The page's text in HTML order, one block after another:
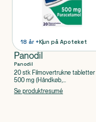
18 år +Kun på Apoteket
Panodil
Panodil
20 stk Filmovertrukne tabletter
500 mg (Håndkøb,
apoteksforbeholdt), Paracetamol
Se produktresumé